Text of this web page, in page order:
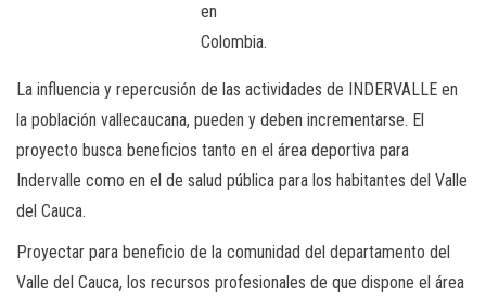
en
Colombia.
La influencia y repercusión de las actividades de INDERVALLE en
la población vallecaucana, pueden y deben incrementarse. El
proyecto busca beneficios tanto en el área deportiva para
Indervalle como en el de salud pública para los habitantes del Valle
del Cauca.
Proyectar para beneficio de la comunidad del departamento del
Valle del Cauca, los recursos profesionales de que dispone el área